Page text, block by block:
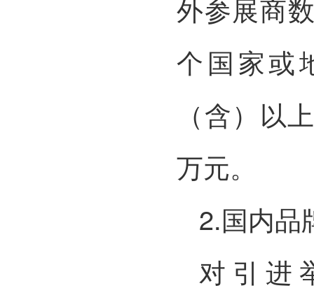
外参展商
个国家或
（含）以
万元。
2.国内品
对引进